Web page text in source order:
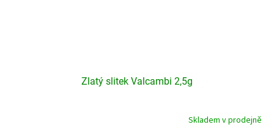
Zlatý slitek Valcambi 2,5g
Skladem v prodejně